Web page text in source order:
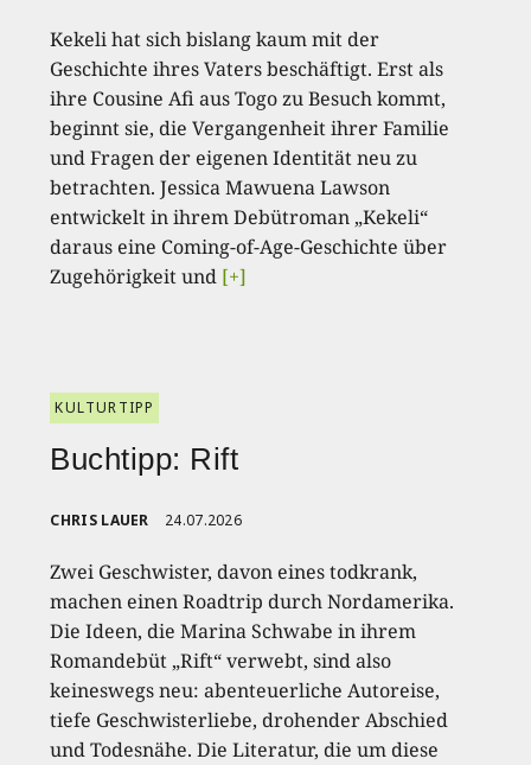
Kekeli hat sich bislang kaum mit der
Geschichte ihres Vaters beschäftigt. Erst als
ihre Cousine Afi aus Togo zu Besuch kommt,
beginnt sie, die Vergangenheit ihrer Familie
und Fragen der eigenen Identität neu zu
betrachten. Jessica Mawuena Lawson
entwickelt in ihrem Debütroman „Kekeli“
daraus eine Coming-of-Age-Geschichte über
Zugehörigkeit und [+]
KULTURTIPP
Buchtipp: Rift
CHRIS LAUER 24.07.2026
Zwei Geschwister, davon eines todkrank,
machen einen Roadtrip durch Nordamerika.
Die Ideen, die Marina Schwabe in ihrem
Romandebüt „Rift“ verwebt, sind also
keineswegs neu: abenteuerliche Autoreise,
tiefe Geschwisterliebe, drohender Abschied
und Todesnähe. Die Literatur, die um diese